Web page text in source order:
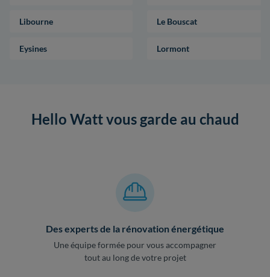
Libourne Le Bouscat
Eysines Lormont
Hello Watt vous garde au chaud
Des experts de la rénovation énergétique
Une équipe formée pour vous accompagner
tout au long de votre projet